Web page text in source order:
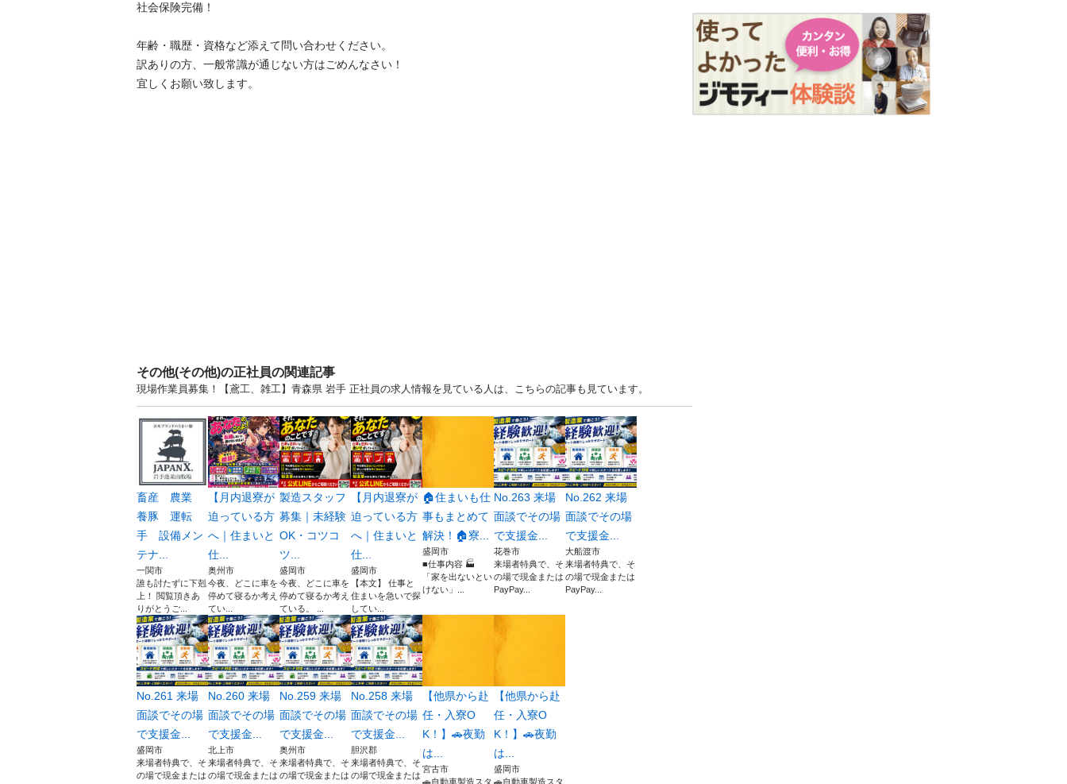
社会保険完備！
年齢・職歴・資格など添えて問い合わせください。
訳ありの方、一般常識が通じない方はごめんなさい！
宜しくお願い致します。
その他(その他)の正社員の関連記事
現場作業員募集！【鳶工、雑工】青森県 岩手 正社員の求人情報を見ている人は、こちらの記事も見ています。
畜産 農業
養豚 運転
手 設備メン
テナ...
一関市
誰も討たずに下剋
上！ 閲覧頂きあ
りがとうご...
【月内退寮が
迫っている方
へ｜住まいと
仕...
奥州市
今夜、どこに車を
停めて寝るか考え
てい...
製造スタッフ
募集｜未経験
OK・コツコ
ツ...
盛岡市
今夜、どこに車を
停めて寝るか考え
ている。 ...
【月内退寮が
迫っている方
へ｜住まいと
仕...
盛岡市
【本文】 仕事と
住まいを急いで探
してい...
🏠住まいも仕
事もまとめて
解決！🏠寮...
盛岡市
■仕事内容 🏭
「家を出ないとい
けない」...
No.263 来場
面談でその場
で支援金...
花巻市
来場者特典で、そ
の場で現金または
PayPay...
No.262 来場
面談でその場
で支援金...
大船渡市
来場者特典で、そ
の場で現金または
PayPay...
No.261 来場
面談でその場
で支援金...
盛岡市
来場者特典で、そ
の場で現金または
No.260 来場
面談でその場
で支援金...
北上市
来場者特典で、そ
の場で現金または
No.259 来場
面談でその場
で支援金...
奥州市
来場者特典で、そ
の場で現金または
No.258 来場
面談でその場
で支援金...
胆沢郡
来場者特典で、そ
の場で現金または
【他県から赴
任・入寮O
K！】🚗夜勤
は...
宮古市
🚗自動車製造スタ
【他県から赴
任・入寮O
K！】🚗夜勤
は...
盛岡市
🚗自動車製造スタ